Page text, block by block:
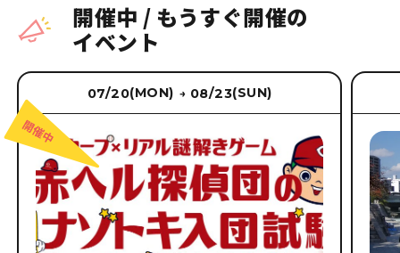
開催中 / もうすぐ開催の
イベント
07/20(MON) → 08/23(SUN)